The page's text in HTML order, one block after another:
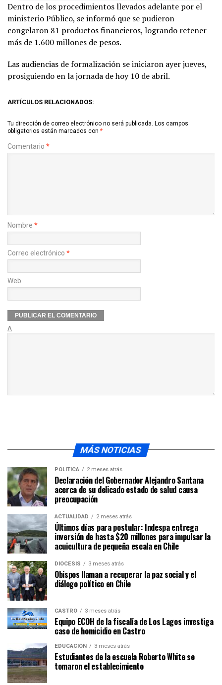
Dentro de los procedimientos llevados adelante por el
ministerio Público, se informó que se pudieron
congelaron 81 productos financieros, logrando retener
más de 1.600 millones de pesos.
Las audiencias de formalización se iniciaron ayer jueves,
prosiguiendo en la jornada de hoy 10 de abril.
ARTÍCULOS RELACIONADOS:
Tu dirección de correo electrónico no será publicada. Los campos
obligatorios están marcados con *
Comentario *
Nombre *
Correo electrónico *
Web
Δ
MÁS NOTICIAS
POLÍTICA 2 meses atrás
Declaración del Gobernador Alejandro Santana
acerca de su delicado estado de salud causa
preocupación
ACTUALIDAD 2 meses atrás
Últimos días para postular: Indespa entrega
inversión de hasta $20 millones para impulsar la
acuicultura de pequeña escala en Chile
DIÓCESIS 3 meses atrás
Obispos llaman a recuperar la paz social y el
diálogo político en Chile
CASTRO 3 meses atrás
Equipo ECOH de la fiscalía de Los Lagos investiga
caso de homicidio en Castro
EDUCACIÓN 3 meses atrás
Estudiantes de la escuela Roberto White se
tomaron el establecimiento